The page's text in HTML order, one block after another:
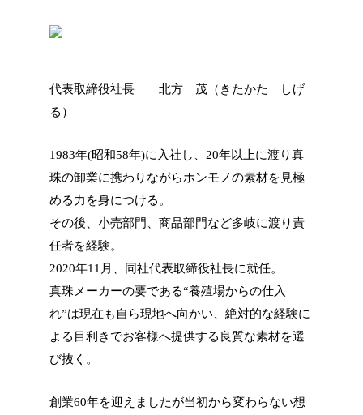
代表取締役社長 北方 茂（きたかた しげ
る）
1983年(昭和58年)に入社し、20年以上に渡り真
珠の卸業に携わりながらホンモノの素材を見極
める力を身につける。
その後、小売部門、商品部門など多岐に渡り責
任者を経験。
2020年11月、同社代表取締役社長に就任。
真珠メーカーの要である“養殖場からの仕入
れ”は現在も自ら現地へ向かい、絶対的な経験に
よる目利きでお客様へ提供する良質な素材を選
び抜く。
創業60年を迎えましたが当初から変わらない想